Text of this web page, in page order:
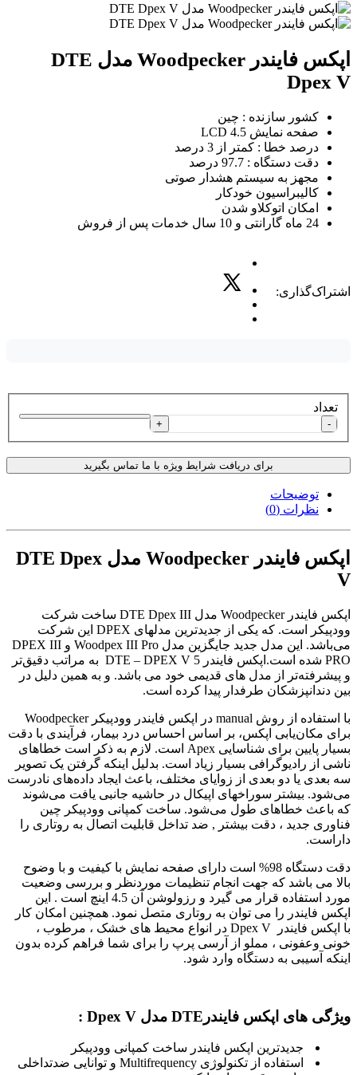
اپکس فایندر Woodpecker مدل DTE
Dpex V
کشور سازنده : چین
صفحه نمایش LCD 4.5
درصد خطا : کمتر از 3 درصد
دقت دستگاه : 97.7 درصد
مجهز به سیستم هشدار صوتی
کالیبراسیون خودکار
امکان اتوکلاو شدن
24 ماه گارانتی و 10 سال خدمات پس از فروش
اشتراک‌گذاری:
تعداد
-
+
برای دریافت شرایط ویژه با ما تماس بگیرید
توضیحات
نظرات (0)
اپکس فایندر Woodpecker مدل DTE Dpex
V
اپکس فایندر Woodpecker مدل DTE Dpex III ساخت شرکت
وودپیکر است. که یکی از جدیدترین مدلهای DPEX این شرکت
می‌باشد. این مدل جدید جایگزین مدل Woodpex III Pro و DPEX III
PRO شده است.اپکس فایندر 5 DTE – DPEX V به مراتب دقیق‌تر
و پیشرفته‌تر از مدل های قدیمی خود می باشد. و به همین دلیل در
بین دندانپزشکان طرفدار پیدا کرده است.
با استفاده از روش manual در اپکس فایندر وودپیکر Woodpecker
برای مکان‌یابی اپکس، بر اساس احساس درد بیمار، فرآیندی با دقت
بسیار پایین برای شناسایی Apex است. لازم به ذکر است خطاهای
ناشی از رادیوگرافی بسیار زیاد است. بدلیل اینکه گرفتن یک تصویر
سه بعدی یا دو بعدی از زوایای مختلف، باعث ایجاد داده‌های نادرست
می‌شود. بیشتر سوراخهای اپیکال در حاشیه جانبی یافت می‌شوند
که باعث خطاهای طول می‌شود. ساخت کمپانی وودپیکر چین
فناوری جدید ، دقت بیشتر , ضد تداخل قابلیت اتصال به روتاری را
داراست.
دقت دستگاه 98% است دارای صفحه نمایش با کیفیت و با وضوح
بالا می باشد که جهت انجام تنظیمات موردنظر و بررسی وضعیت
مورد استفاده قرار می گیرد و رزولوشن آن 4.5 اینچ است . این
اپکس فایندر را می توان به روتاری متصل نمود. همچنین امکان کار
با اپکس فایندر Dpex V در انواع محیط های خشک ، مرطوب ،
خونی وعفونی ، مملو از آرسی پرپ را برای شما فراهم کرده بدون
اینکه آسیبی به دستگاه وارد شود.
ویژگی های اپکس فایندرDTE مدل Dpex V :
جدیدترین اپکس فایندر ساخت کمپانی وودپیکر
استفاده از تکنولوژی Multifrequency و توانایی ضدتداخلی